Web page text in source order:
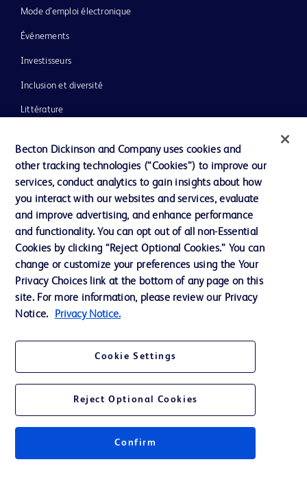
Mode d’emploi électronique
Événements
Investisseurs
Inclusion et diversité
Littérature
Notre entreprise
Éthique et conformité
Assistance
Nous contacter
Préférences en matière de cookies
Confidentialité
Accessibilité du site Web
© 2026 BD. Tous droits réservés. BD et le logo de BD sont des marques
Becton Dickinson and Company uses cookies and
other tracking technologies (“Cookies”) to improve our
services, conduct analytics to gain insights about how
you interact with our websites and services, evaluate
and improve advertising, and enhance performance
and functionality. You can opt out of all non-Essential
Cookies by clicking “Reject Optional Cookies.” You can
change or customize your preferences using the Your
Privacy Choices link at the bottom of any page on this
site. For more information, please review our Privacy
Notice.
Privacy Notice.
Cookie Settings
Reject Optional Cookies
Confirm